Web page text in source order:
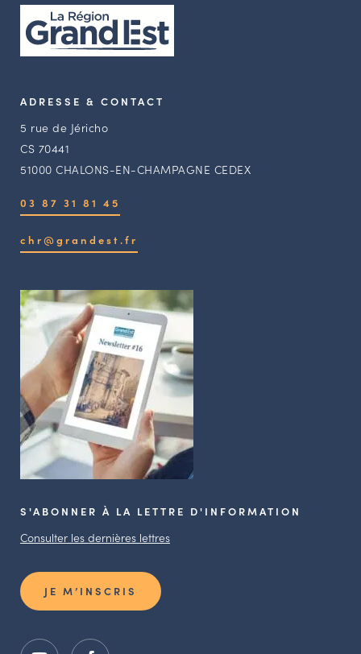
ADRESSE & CONTACT
5 rue de Jéricho
CS 70441
51000 CHALONS-EN-CHAMPAGNE CEDEX
03 87 31 81 45
chr@grandest.fr
S'ABONNER À LA LETTRE D'INFORMATION
Consulter les dernières lettres
JE M’INSCRIS